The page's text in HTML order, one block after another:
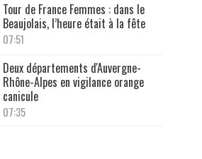
Tour de France Femmes : dans le
Beaujolais, l’heure était à la fête
07:51
Deux départements d'Auvergne-
Rhône-Alpes en vigilance orange
canicule
07:35